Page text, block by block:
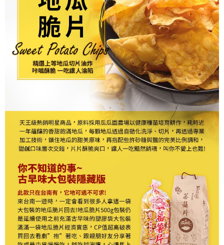
時審查核予不同之上限額度；若仍有額度不足之情形，本公司將視審查結果
請求用戶進行身份認證。
５．嚴禁一人註冊多個帳號或使用他人資訊註冊。若發現惡意使用之情形，
恩沛科技股份有限公司將有權停止該用戶之使用額度並採取法律行動。